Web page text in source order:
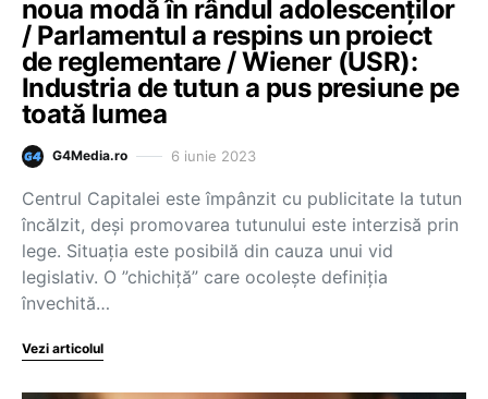
noua modă în rândul adolescenților
/ Parlamentul a respins un proiect
de reglementare / Wiener (USR):
Industria de tutun a pus presiune pe
toată lumea
G4Media.ro 6 iunie 2023
Centrul Capitalei este împânzit cu publicitate la tutun
încălzit, deși promovarea tutunului este interzisă prin
lege. Situația este posibilă din cauza unui vid
legislativ. O ”chichiță” care ocolește definiția
învechită…
Vezi articolul